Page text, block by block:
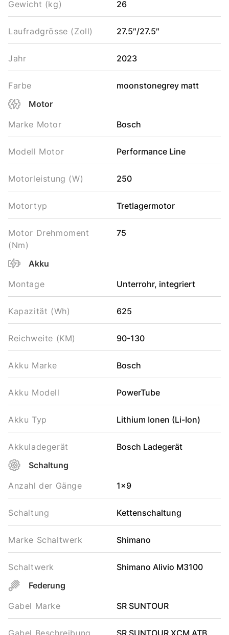
Gewicht (kg) 26
Laufradgrösse (Zoll) 27.5″/27.5″
Jahr 2023
Farbe
moonstonegrey matt
Motor
Marke Motor
Bosch
Modell Motor Performance Line
Motorleistung (W) 250
Motortyp Tretlagermotor
Motor Drehmoment
(Nm)
75
Akku
Montage
Unterrohr, integriert
Kapazität (Wh) 625
Reichweite (KM) 90-130
Akku Marke Bosch
Akku Modell PowerTube
Akku Typ Lithium Ionen (Li-Ion)
Akkuladegerät
Bosch Ladegerät
Schaltung
Anzahl der Gänge
1x9
Schaltung Kettenschaltung
Marke Schaltwerk Shimano
Schaltwerk
Shimano Alivio M3100
Federung
Gabel Marke
SR SUNTOUR
Gabel Beschreibung SR SUNTOUR XCM ATB,